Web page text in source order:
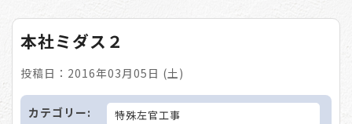
本社ミダス２
投稿日：2016年03月05日 (土)
カテゴリー: 特殊左官工事